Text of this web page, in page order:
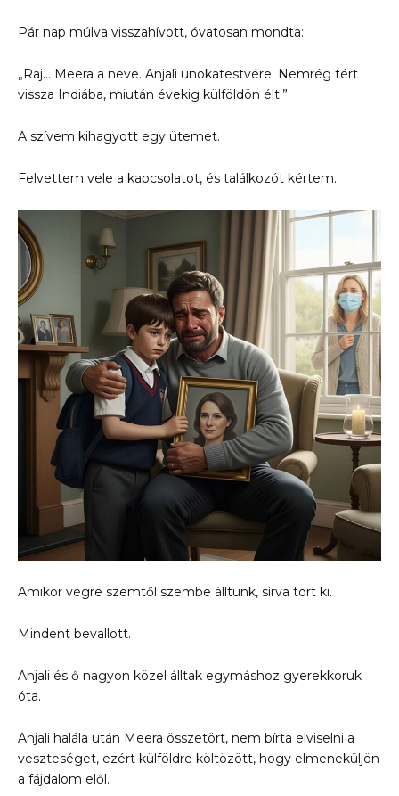
Pár nap múlva visszahívott, óvatosan mondta:
„Raj… Meera a neve. Anjali unokatestvére. Nemrég tért
vissza Indiába, miután évekig külföldön élt.”
A szívem kihagyott egy ütemet.
Felvettem vele a kapcsolatot, és találkozót kértem.
Amikor végre szemtől szembe álltunk, sírva tört ki.
Mindent bevallott.
Anjali és ő nagyon közel álltak egymáshoz gyerekkoruk
óta.
Anjali halála után Meera összetört, nem bírta elviselni a
veszteséget, ezért külföldre költözött, hogy elmeneküljön
a fájdalom elől.